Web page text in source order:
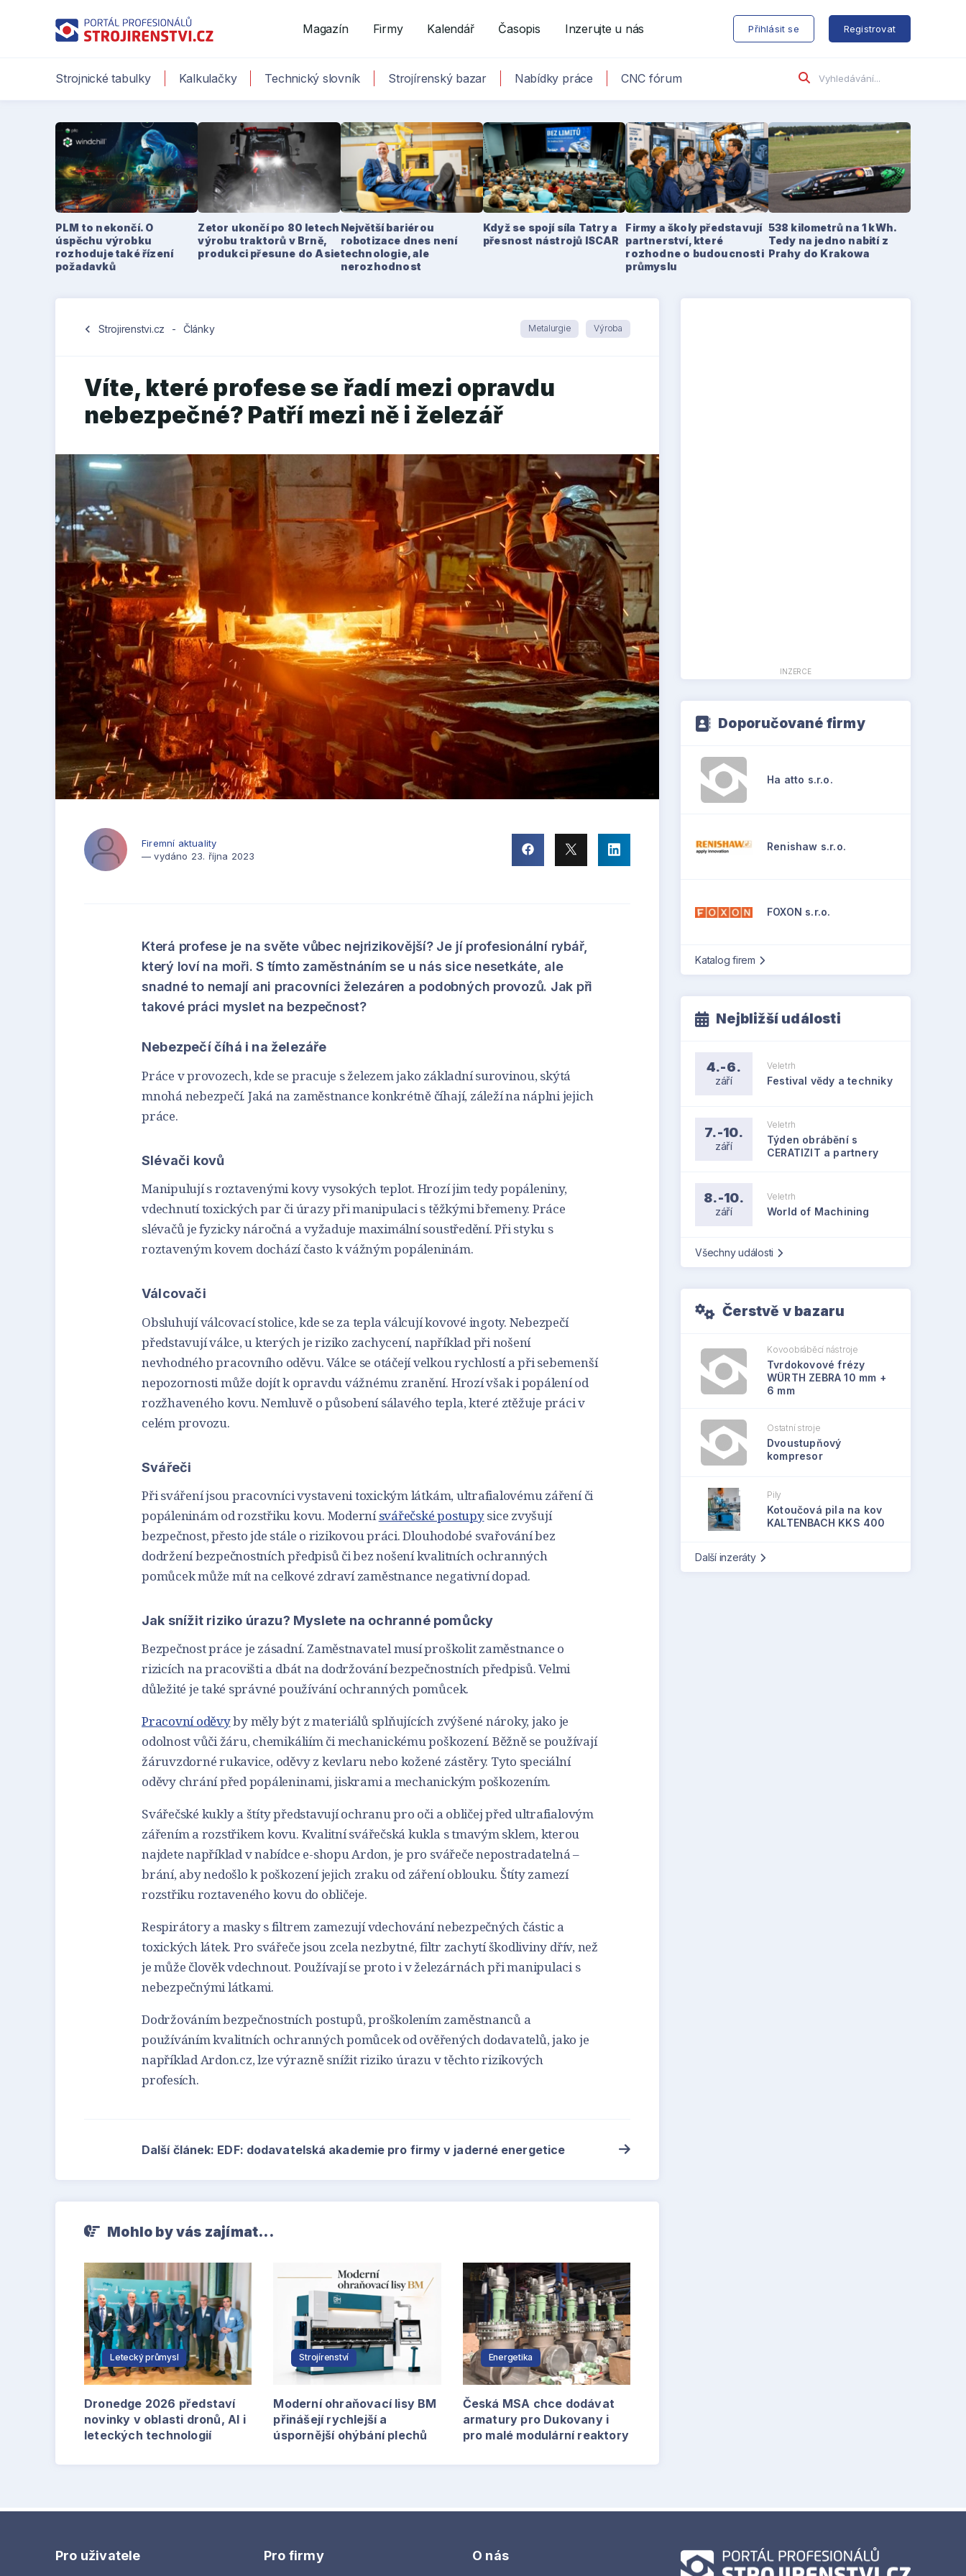
Magazín Firmy Kalendář Časopis Inzerujte u nás Přihlásit se Registrovat
Strojnické tabulky Kalkulačky Technický slovník Strojírenský bazar Nabídky práce CNC fórum
PLM to nekončí. O
úspěchu výrobku
rozhoduje také řízení
požadavků
Zetor ukončí po 80 letech
výrobu traktorů v Brně,
produkci přesune do Asie
Největší bariérou
robotizace dnes není
technologie, ale
nerozhodnost
Když se spojí síla Tatry a
přesnost nástrojů ISCAR
Firmy a školy představují
partnerství, které
rozhodne o budoucnosti
průmyslu
538 kilometrů na 1 kWh.
Tedy na jedno nabití z
Prahy do Krakowa
chevron_left Strojirenstvi.cz - Články Metalurgie Výroba
Víte, které profese se řadí mezi opravdu
nebezpečné? Patří mezi ně i železář
Firemní aktuality
— vydáno 23. října 2023
Která profese je na světe vůbec nejrizikovější? Je jí profesionální rybář,
který loví na moři. S tímto zaměstnáním se u nás sice nesetkáte, ale
snadné to nemají ani pracovníci železáren a podobných provozů. Jak při
takové práci myslet na bezpečnost?
Nebezpečí číhá i na železáře
Práce v provozech, kde se pracuje s železem jako základní surovinou, skýtá
mnohá nebezpečí. Jaká na zaměstnance konkrétně číhají, záleží na náplni jejich
práce.
Slévači kovů
Manipulují s roztavenými kovy vysokých teplot. Hrozí jim tedy popáleniny,
vdechnutí toxických par či úrazy při manipulaci s těžkými břemeny. Práce
slévačů je fyzicky náročná a vyžaduje maximální soustředění. Při styku s
roztaveným kovem dochází často k vážným popáleninám.
Válcovači
Obsluhují válcovací stolice, kde se za tepla válcují kovové ingoty. Nebezpečí
představují válce, u kterých je riziko zachycení, například při nošení
nevhodného pracovního oděvu. Válce se otáčejí velkou rychlostí a při sebemenší
nepozornosti může dojít k opravdu vážnému zranění. Hrozí však i popálení od
rozžhaveného kovu. Nemluvě o působení sálavého tepla, které ztěžuje práci v
celém provozu.
Svářeči
Při sváření jsou pracovníci vystaveni toxickým látkám, ultrafialovému záření či
popáleninám od rozstřiku kovu. Modernísvářečské postupysice zvyšují
bezpečnost, přesto jde stále o rizikovou práci. Dlouhodobé svařování bez
dodržení bezpečnostních předpisů či bez nošení kvalitních ochranných
pomůcek může mít na celkové zdraví zaměstnance negativní dopad.
Jak snížit riziko úrazu? Myslete na ochranné pomůcky
Bezpečnost práce je zásadní. Zaměstnavatel musí proškolit zaměstnance o
rizicích na pracovišti a dbát na dodržování bezpečnostních předpisů. Velmi
důležité je také správné používání ochranných pomůcek.
Pracovní oděvyby měly být z materiálů splňujících zvýšené nároky, jako je
odolnost vůči žáru, chemikáliím či mechanickému poškození. Běžně se používají
žáruvzdorné rukavice, oděvy z kevlaru nebo kožené zástěry. Tyto speciální
oděvy chrání před popáleninami, jiskrami a mechanickým poškozením.
Svářečské kukly a štíty představují ochranu pro oči a obličej před ultrafialovým
zářením a rozstřikem kovu. Kvalitní svářečská kukla s tmavým sklem, kterou
najdete například v nabídce e-shopu Ardon, je pro svářeče nepostradatelná –
brání, aby nedošlo k poškození jejich zraku od záření oblouku. Štíty zamezí
rozstřiku roztaveného kovu do obličeje.
Respirátory a masky s filtrem zamezují vdechování nebezpečných částic a
toxických látek. Pro svářeče jsou zcela nezbytné, filtr zachytí škodliviny dřív, než
je může člověk vdechnout. Používají se proto i v železárnách při manipulaci s
nebezpečnými látkami.
Dodržováním bezpečnostních postupů, proškolením zaměstnanců a
používáním kvalitních ochranných pomůcek od ověřených dodavatelů, jako je
například Ardon.cz, lze výrazně snížit riziko úrazu v těchto rizikových
profesích.
Další článek: EDF: dodavatelská akademie pro firmy v jaderné energetice
Mohlo by vás zajímat...
Letecký průmysl
Dronedge 2026 představí
novinky v oblasti dronů, AI i
leteckých technologií
Strojírenství
Moderní ohraňovací lisy BM
přinášejí rychlejší a
úspornější ohýbání plechů
Energetika
Česká MSA chce dodávat
armatury pro Dukovany i
pro malé modulární reaktory
INZERCE
Doporučované firmy
Ha atto s.r.o.
Renishaw s.r.o.
FOXON s.r.o.
Katalog firem
Nejbližší události
4.-6.
září
Veletrh
Festival vědy a techniky
7.-10.
září
Veletrh
Týden obrábění s
CERATIZIT a partnery
8.-10.
září
Veletrh
World of Machining
Všechny události
Čerstvě v bazaru
Kovoobráběcí nástroje
Tvrdokovové frézy
WÜRTH ZEBRA 10 mm +
6 mm
Ostatní stroje
Dvoustupňový
kompresor
Pily
Kotoučová pila na kov
KALTENBACH KKS 400
Další inzeráty
Pro uživatele Pro firmy O nás